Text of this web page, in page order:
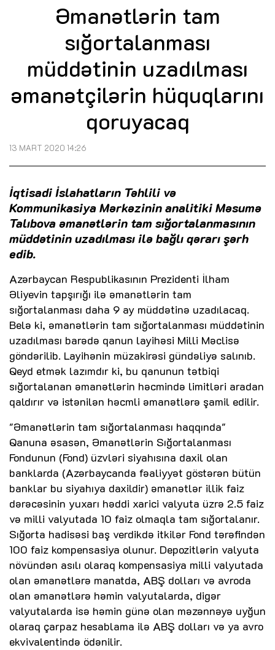
Əmanətlərin tam
sığortalanması
müddətinin uzadılması
əmanətçilərin hüquqlarını
qoruyacaq
13 MART 2020 14:26
İqtisadi İslahatların Təhlili və
Kommunikasiya Mərkəzinin analitiki Məsumə
Talıbova əmanətlərin tam sığortalanmasının
müddətinin uzadılması ilə bağlı qərarı şərh
edib.
Azərbaycan Respublikasının Prezidenti İlham
Əliyevin tapşırığı ilə əmanətlərin tam
sığortalanması daha 9 ay müddətinə uzadılacaq.
Belə ki, əmanətlərin tam sığortalanması müddətinin
uzadılması barədə qanun layihəsi Milli Məclisə
göndərilib. Layihənin müzakirəsi gündəliyə salınıb.
Qeyd etmək lazımdır ki, bu qanunun tətbiqi
sığortalanan əmanətlərin həcmində limitləri aradan
qaldırır və istənilən həcmli əmanətlərə şamil edilir.
"Əmanətlərin tam sığortalanması haqqında"
Qanuna əsasən, Əmanətlərin Sığortalanması
Fondunun (Fond) üzvləri siyahısına daxil olan
banklarda (Azərbaycanda fəaliyyət göstərən bütün
banklar bu siyahıya daxildir) əmanətlər illik faiz
dərəcəsinin yuxarı həddi xarici valyuta üzrə 2.5 faiz
və milli valyutada 10 faiz olmaqla tam sığortalanır.
Sığorta hadisəsi baş verdikdə itkilər Fond tərəfindən
100 faiz kompensasiya olunur. Depozitlərin valyuta
növündən asılı olaraq kompensasiya milli valyutada
olan əmanətlərə manatda, ABŞ dolları və avroda
olan əmanətlərə həmin valyutalarda, digər
valyutalarda isə həmin günə olan məzənnəyə uyğun
olaraq çarpaz hesablama ilə ABŞ dolları və ya avro
ekvivalentində ödənilir.